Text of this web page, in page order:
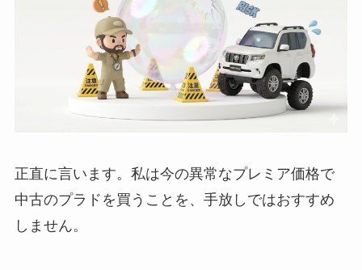
正直に言います。私は今の異常なプレミア価格で
中古のプラドを買うことを、手放しではおすすめ
しません。